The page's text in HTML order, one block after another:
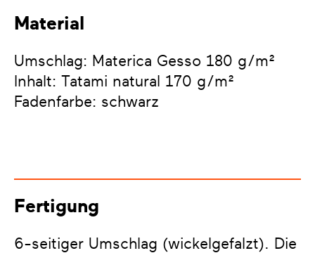
Material
Umschlag: Materica Gesso 180 g/m²
Inhalt: Tatami natural 170 g/m²
Fadenfarbe: schwarz
Fertigung
6-seitiger Umschlag (wickelgefalzt). Die